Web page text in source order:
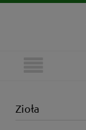
Zioła